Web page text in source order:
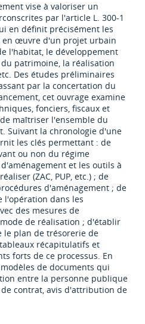
vise à valoriser un
par l'article L. 300-1
en définit précisément les
en œuvre d'un projet urbain
l'habitat, le développement
patrimoine, la réalisation
Des études préliminaires
par la concertation du
cet ouvrage examine
fonciers, fiscaux et
maîtriser l'ensemble du
Suivant la chronologie d'une
les clés permettant : de
ou non du régime
et les outils à
(ZAC, PUP, etc.) ; de
d'aménagement ; de
l'opération dans les
des mesures de
de réalisation ; d'établir
le plan de trésorerie de
récapitulatifs et
forts de ce processus. En
de documents qui
entre la personne publique
contrat, avis d'attribution de